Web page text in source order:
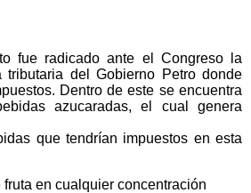
fue radicado ante el Congreso la
tributaria del Gobierno Petro donde
Dentro de este se encuentra
azucaradas, el cual genera
que tendrían impuestos en esta
en cualquier concentración